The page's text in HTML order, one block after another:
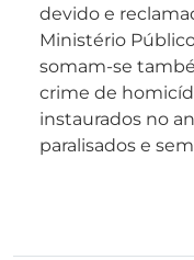
devido e
Ministério
somam-se
crime de
instaurados no
paralisados e